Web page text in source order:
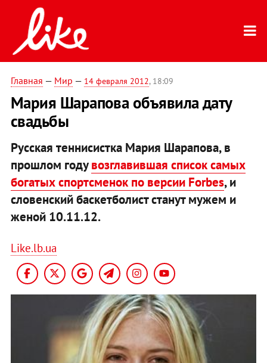
Главная — Мир — 14 февраля 2012, 18:09
Мария Шарапова объявила дату
свадьбы
Русская теннисистка Мария Шарапова, в
прошлом годувозглавившая список самых
богатых спортсменок по версии Forbes, и
словенский баскетболист станут мужем и
женой 10.11.12.
Like.lb.ua